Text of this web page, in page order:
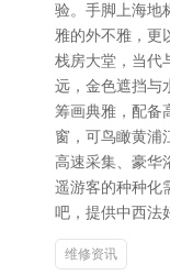
验。手脚上海地
雅的外不雅，更
栈房大堂，当代
远，金色遮挡与
筹画典雅，配备
窗，可鸟瞰黄浦
高速采集、豪华
遥游客的种种化
吧，提供中西法
维修资讯